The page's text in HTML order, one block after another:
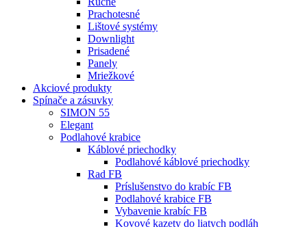
Prachotesné
Lištové systémy
Downlight
Prisadené
Panely
Mriežkové
Akciové produkty
Spínače a zásuvky
SIMON 55
Elegant
Podlahové krabice
Káblové priechodky
Podlahové káblové priechodky
Rad FB
Príslušenstvo do krabíc FB
Podlahové krabice FB
Vybavenie krabíc FB
Kovové kazety do liatych podláh